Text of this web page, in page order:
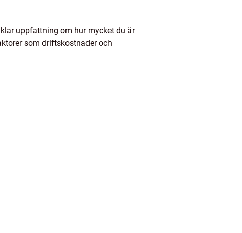
uppfattning om hur mycket du är
som driftskostnader och